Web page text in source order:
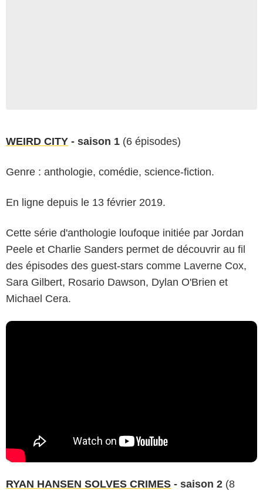
WEIRD CITY - saison 1 (6 épisodes)
Genre : anthologie, comédie, science-fiction.
En ligne depuis le 13 février 2019.
Cette série d'anthologie loufoque initiée par Jordan
Peele et Charlie Sanders permet de découvrir au fil
des épisodes des guest-stars comme Laverne Cox,
Sara Gilbert, Rosario Dawson, Dylan O'Brien et
Michael Cera.
RYAN HANSEN SOLVES CRIMES - saison 2 (8